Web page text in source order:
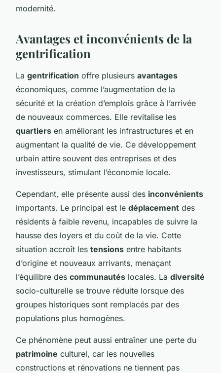
modernité.
Avantages et inconvénients de la
gentrification
La gentrification offre plusieurs avantages
économiques, comme l’augmentation de la
sécurité et la création d’emplois grâce à l’arrivée
de nouveaux commerces. Elle revitalise les
quartiers en améliorant les infrastructures et en
augmentant la qualité de vie. Ce développement
urbain attire souvent des entreprises et des
investisseurs, stimulant l’économie locale.
Cependant, elle présente aussi des inconvénients
importants. Le principal est le déplacement des
résidents à faible revenu, incapables de suivre la
hausse des loyers et du coût de la vie. Cette
situation accroît les tensions entre habitants
d’origine et nouveaux arrivants, menaçant
l’équilibre des communautés locales. La diversité
socio-culturelle se trouve réduite lorsque des
groupes historiques sont remplacés par des
populations plus homogènes.
Ce phénomène peut aussi entraîner une perte du
patrimoine culturel, car les nouvelles
constructions et rénovations ne tiennent pas